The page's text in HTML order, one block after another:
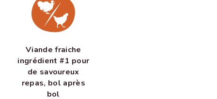
Viande fraiche
ingrédient #1 pour
de savoureux
repas, bol après
bol